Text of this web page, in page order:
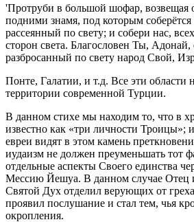
'Протруби в большой шофар, возвещая
подними знамя, под которым
рассеянный по свету; и собери нас,
сторон света. Благословен Ты,
разбросанный по свету народ Свой,
Понте, Галатии, и т.д. Все эти области
территории современной Турции.
В данном стихе мы находим то, что в
известно как «три личности Троицы»;
евреи видят в этом камень
иудаизм не должен преуменьшать тот
отдельные аспекты Своего единства
Мессию Йешуа. В данном случае Отец
Святой Дух отделил верующих от
проявил послушание и стал тем, чья
окропления.